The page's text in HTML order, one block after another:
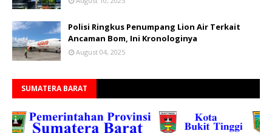
Polisi Ringkus Penumpang Lion Air Terkait
Ancaman Bom, Ini Kronologinya
August 04, 2025
SUMATERA BARAT